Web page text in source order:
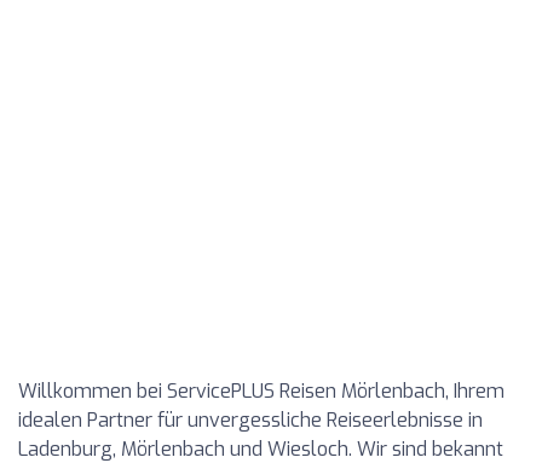
Willkommen bei ServicePLUS Reisen Mörlenbach, Ihrem
idealen Partner für unvergessliche Reiseerlebnisse in
Ladenburg, Mörlenbach und Wiesloch. Wir sind bekannt